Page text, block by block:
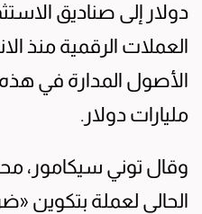
دولار إلى صناديق
العملات الرقمية منذ
مليارات دولار.
وقال توني سيكامور،
الحالي لعملة بتكوين